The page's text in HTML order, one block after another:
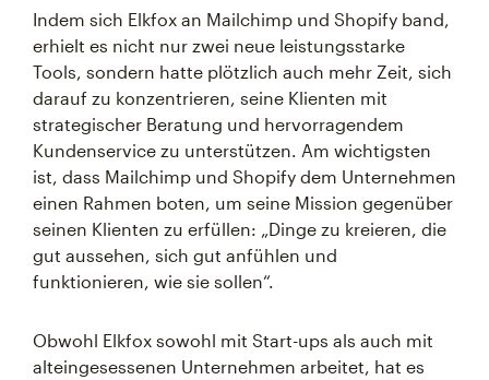
Indem sich Elkfox an Mailchimp und Shopify band,
erhielt es nicht nur zwei neue leistungsstarke
Tools, sondern hatte plötzlich auch mehr Zeit, sich
darauf zu konzentrieren, seine Klienten mit
strategischer Beratung und hervorragendem
Kundenservice zu unterstützen. Am wichtigsten
ist, dass Mailchimp und Shopify dem Unternehmen
einen Rahmen boten, um seine Mission gegenüber
seinen Klienten zu erfüllen: „Dinge zu kreieren, die
gut aussehen, sich gut anfühlen und
funktionieren, wie sie sollen“.
Obwohl Elkfox sowohl mit Start-ups als auch mit
alteingesessenen Unternehmen arbeitet, hat es